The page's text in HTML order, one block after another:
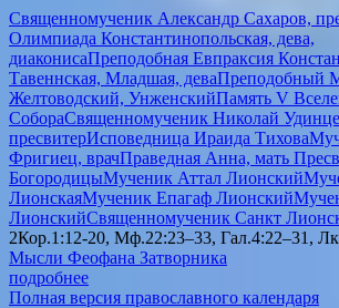
Священномученик Александр Сахаров,
Олимпиада Константинопольская, дева,
диаконисаПреподобная Евпраксия
Тавеннская, Младшая, деваПреподобный
Желтоводский, УнженскийПамять V
СобораСвященномученик Николай
пресвитерИсповедница Ираида Тихова
Фригиец, врачПраведная Анна, мать
БогородицыМученик Аттал Лионский
ЛионскаяМученик Епагаф Лионский
ЛионскийСвященномученик Санкт
2Кор.1:12-20, Мф.22:23–33, Гал.4:22–31,
Мысли Феофана Затворника
подробнее
Полная версия православного календаря